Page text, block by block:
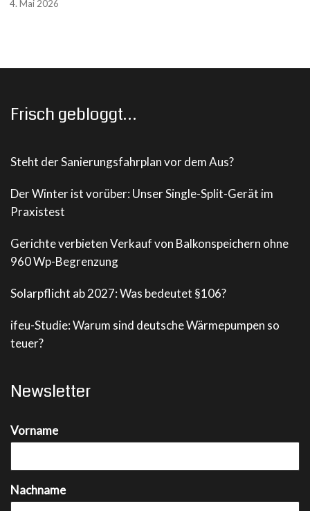
4. Mai 2026
Frisch gebloggt…
Steht der Sanierungsfahrplan vor dem Aus?
Der Winter ist vorüber: Unser Single-Split-Gerät im
Praxistest
Gerichte verbieten Verkauf von Balkonspeichern ohne
960 Wp-Begrenzung
Solarpflicht ab 2027: Was bedeutet §106?
ifeu-Studie: Warum sind deutsche Wärmepumpen so
teuer?
Newsletter
Vorname
Nachname